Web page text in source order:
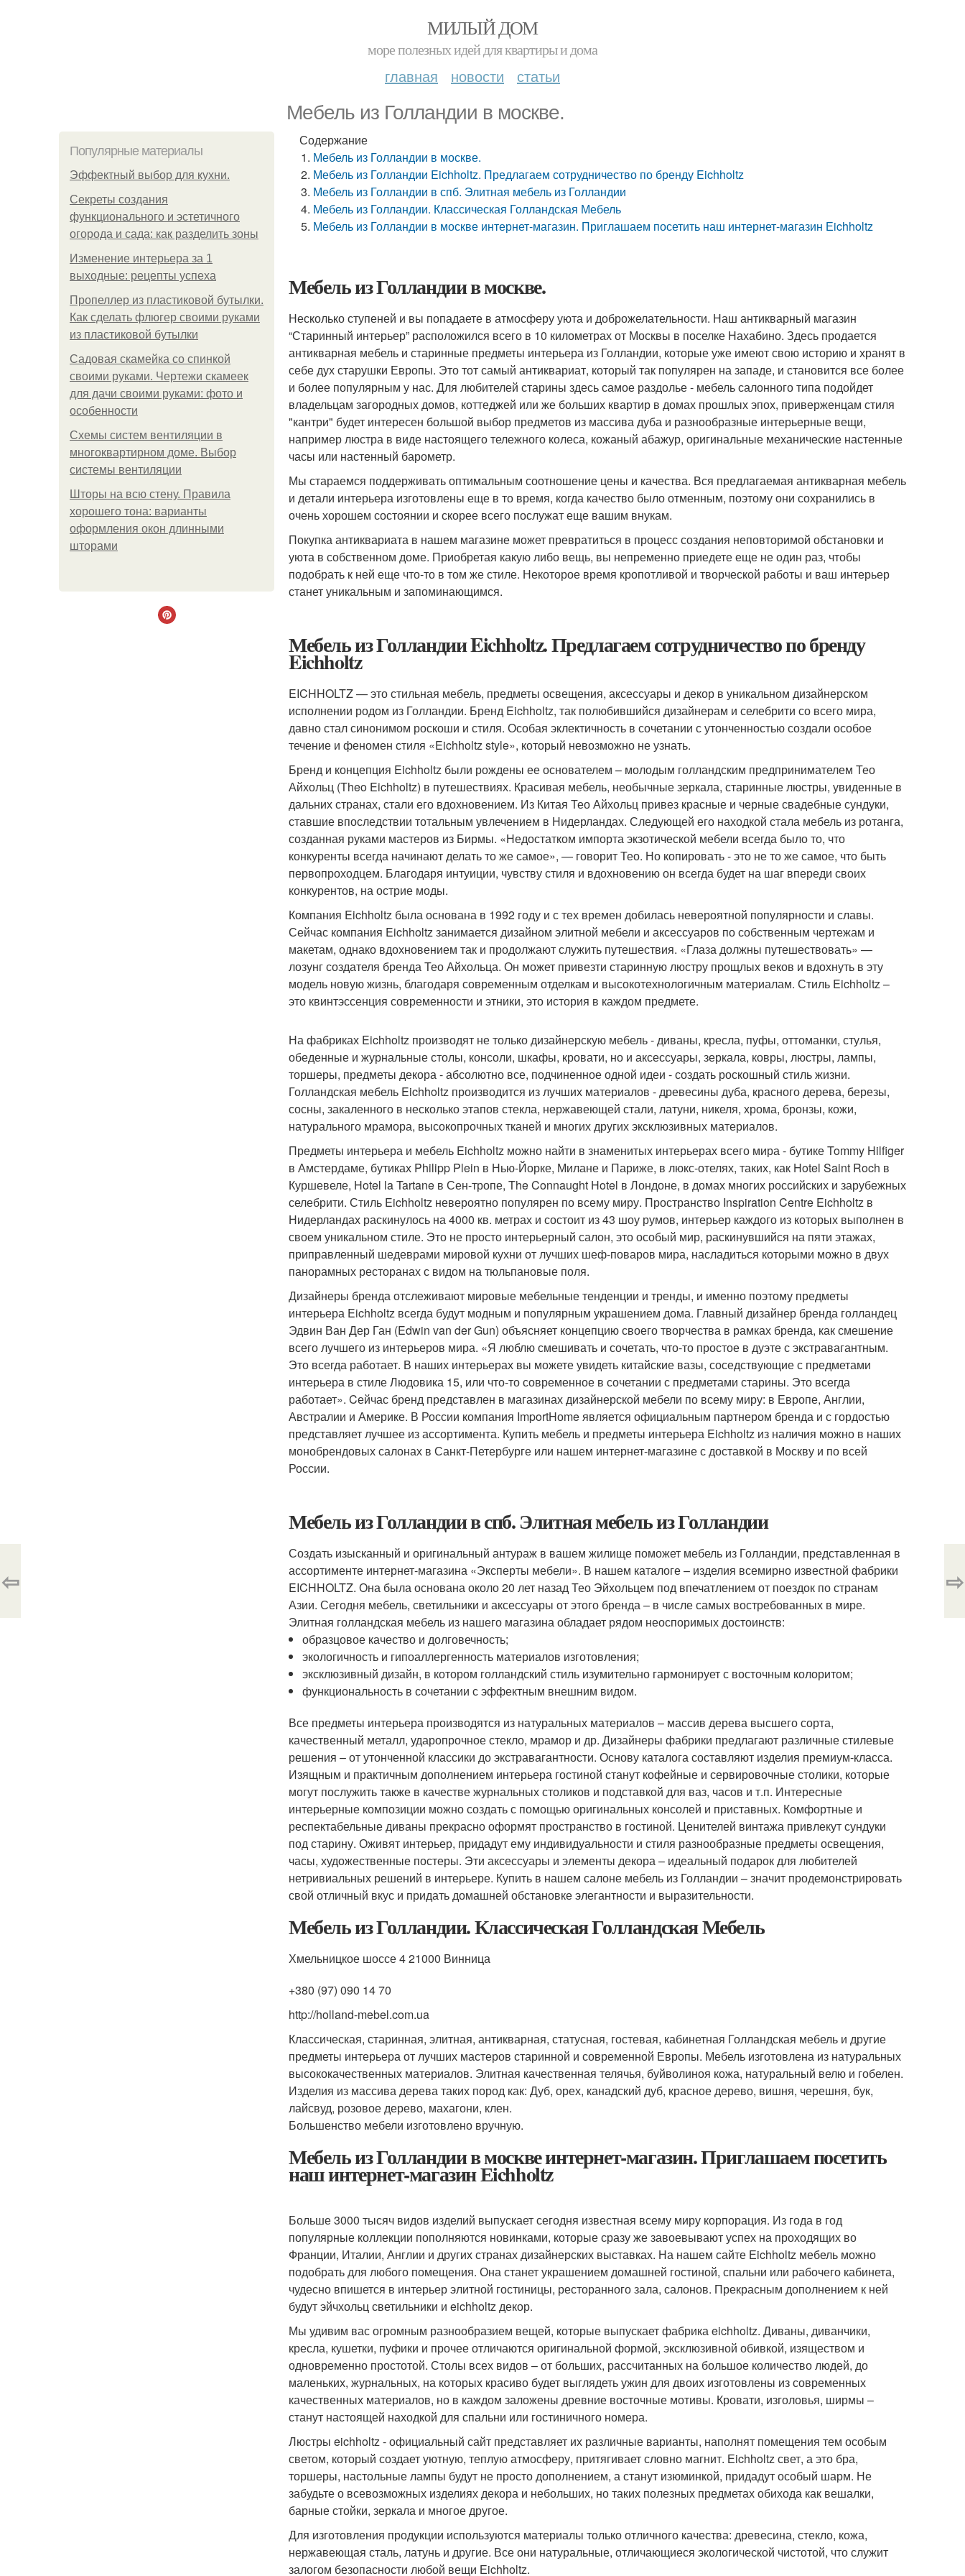
МИЛЫЙ ДОМ
море полезных идей для квартиры и дома
главная новости статьи
Мебель из Голландии в москве.
Популярные материалы
Эффектный выбор для кухни.
Секреты создания
функционального и эстетичного
огорода и сада: как разделить зоны
Изменение интерьера за 1
выходные: рецепты успеха
Пропеллер из пластиковой бутылки.
Как сделать флюгер своими руками
из пластиковой бутылки
Садовая скамейка со спинкой
своими руками. Чертежи скамеек
для дачи своими руками: фото и
особенности
Схемы систем вентиляции в
многоквартирном доме. Выбор
системы вентиляции
Шторы на всю стену. Правила
хорошего тона: варианты
оформления окон длинными
шторами
Содержание
Мебель из Голландии в москве.
Мебель из Голландии Eichholtz. Предлагаем сотрудничество по бренду Eichholtz
Мебель из Голландии в спб. Элитная мебель из Голландии
Мебель из Голландии. Классическая Голландская Мебель
Мебель из Голландии в москве интернет-магазин. Приглашаем посетить наш интернет-магазин Еichholtz
Мебель из Голландии в москве.
Несколько ступеней и вы попадаете в атмосферу уюта и доброжелательности. Наш антикварный магазин
“Старинный интерьер” расположился всего в 10 километрах от Москвы в поселке Нахабино. Здесь продается
антикварная мебель и старинные предметы интерьера из Голландии, которые уже имеют свою историю и хранят в
себе дух старушки Европы. Это тот самый антиквариат, который так популярен на западе, и становится все более
и более популярным у нас. Для любителей старины здесь самое раздолье - мебель салонного типа подойдет
владельцам загородных домов, коттеджей или же больших квартир в домах прошлых эпох, приверженцам стиля
"кантри" будет интересен большой выбор предметов из массива дуба и разнообразные интерьерные вещи,
например люстра в виде настоящего тележного колеса, кожаный абажур, оригинальные механические настенные
часы или настенный барометр.
Мы стараемся поддерживать оптимальным соотношение цены и качества. Вся предлагаемая антикварная мебель
и детали интерьера изготовлены еще в то время, когда качество было отменным, поэтому они сохранились в
очень хорошем состоянии и скорее всего послужат еще вашим внукам.
Покупка антиквариата в нашем магазине может превратиться в процесс создания неповторимой обстановки и
уюта в собственном доме. Приобретая какую либо вещь, вы непременно приедете еще не один раз, чтобы
подобрать к ней еще что-то в том же стиле. Некоторое время кропотливой и творческой работы и ваш интерьер
станет уникальным и запоминающимся.
Мебель из Голландии Eichholtz. Предлагаем сотрудничество по бренду
Eichholtz
EICHHOLTZ — это стильная мебель, предметы освещения, аксессуары и декор в уникальном дизайнерском
исполнении родом из Голландии. Бренд Eichholtz, так полюбившийся дизайнерам и селебрити со всего мира,
давно стал синонимом роскоши и стиля. Особая эклектичность в сочетании с утонченностью создали особое
течение и феномен стиля «Eichholtz style», который невозможно не узнать.
Бренд и концепция Eichholtz были рождены ее основателем – молодым голландским предпринимателем Тео
Айхольц (Theo Eichholtz) в путешествиях. Красивая мебель, необычные зеркала, старинные люстры, увиденные в
дальних странах, стали его вдохновением. Из Китая Тео Айхольц привез красные и черные свадебные сундуки,
ставшие впоследствии тотальным увлечением в Нидерландах. Следующей его находкой стала мебель из ротанга,
созданная руками мастеров из Бирмы. «Недостатком импорта экзотической мебели всегда было то, что
конкуренты всегда начинают делать то же самое», — говорит Тео. Но копировать - это не то же самое, что быть
первопроходцем. Благодаря интуиции, чувству стиля и вдохновению он всегда будет на шаг впереди своих
конкурентов, на острие моды.
Компания Eichholtz была основана в 1992 году и с тех времен добилась невероятной популярности и славы.
Сейчас компания Eichholtz занимается дизайном элитной мебели и аксессуаров по собственным чертежам и
макетам, однако вдохновением так и продолжают служить путешествия. «Глаза должны путешествовать» —
лозунг создателя бренда Тео Айхольца. Он может привезти старинную люстру прощлых веков и вдохнуть в эту
модель новую жизнь, благодаря современным отделкам и высокотехнологичным материалам. Стиль Eichholtz –
это квинтэссенция современности и этники, это история в каждом предмете.
На фабриках Eichholtz производят не только дизайнерскую мебель - диваны, кресла, пуфы, оттоманки, стулья,
обеденные и журнальные столы, консоли, шкафы, кровати, но и аксессуары, зеркала, ковры, люстры, лампы,
торшеры, предметы декора - абсолютно все, подчиненное одной идеи - создать роскошный стиль жизни.
Голландская мебель Eichholtz производится из лучших материалов - древесины дуба, красного дерева, березы,
сосны, закаленного в несколько этапов стекла, нержавеющей стали, латуни, никеля, хрома, бронзы, кожи,
натурального мрамора, высокопрочных тканей и многих других эксклюзивных материалов.
Предметы интерьера и мебель Eichholtz можно найти в знаменитых интерьерах всего мира - бутике Tommy Hilfiger
в Амстердаме, бутиках Philipp Plein в Нью-Йорке, Милане и Париже, в люкс-отелях, таких, как Hotel Saint Roch в
Куршевеле, Hotel la Tartane в Сен-тропе, The Connaught Hotel в Лондоне, в домах многих российских и зарубежных
селебрити. Стиль Eichholtz невероятно популярен по всему миру. Пространство Inspiration Centre Eichholtz в
Нидерландах раскинулось на 4000 кв. метрах и состоит из 43 шоу румов, интерьер каждого из которых выполнен в
своем уникальном стиле. Это не просто интерьерный салон, это особый мир, раскинувшийся на пяти этажах,
приправленный шедеврами мировой кухни от лучших шеф-поваров мира, насладиться которыми можно в двух
панорамных ресторанах с видом на тюльпановые поля.
Дизайнеры бренда отслеживают мировые мебельные тенденции и тренды, и именно поэтому предметы
интерьера Eichholtz всегда будут модным и популярным украшением дома. Главный дизайнер бренда голландец
Эдвин Ван Дер Ган (Edwin van der Gun) объясняет концепцию своего творчества в рамках бренда, как смешение
всего лучшего из интерьеров мира. «Я люблю смешивать и сочетать, что-то простое в дуэте с экстравагантным.
Это всегда работает. В наших интерьерах вы можете увидеть китайские вазы, соседствующие с предметами
интерьера в стиле Людовика 15, или что-то современное в сочетании с предметами старины. Это всегда
работает». Cейчас бренд представлен в магазинах дизайнерской мебели по всему миру: в Европе, Англии,
Австралии и Америке. В России компания ImportHоme является официальным партнером бренда и с гордостью
представляет лучшее из ассортимента. Купить мебель и предметы интерьера Eichholtz из наличия можно в наших
монобрендовых салонах в Санкт-Петербурге или нашем интернет-магазине с доставкой в Москву и по всей
России.
Мебель из Голландии в спб. Элитная мебель из Голландии
Создать изысканный и оригинальный антураж в вашем жилище поможет мебель из Голландии, представленная в
ассортименте интернет-магазина «Эксперты мебели». В нашем каталоге – изделия всемирно известной фабрики
EICHHOLTZ. Она была основана около 20 лет назад Тео Эйхольцем под впечатлением от поездок по странам
Азии. Сегодня мебель, светильники и аксессуары от этого бренда – в числе самых востребованных в мире.
Элитная голландская мебель из нашего магазина обладает рядом неоспоримых достоинств:
образцовое качество и долговечность;
экологичность и гипоаллергенность материалов изготовления;
эксклюзивный дизайн, в котором голландский стиль изумительно гармонирует с восточным колоритом;
функциональность в сочетании с эффектным внешним видом.
Все предметы интерьера производятся из натуральных материалов – массив дерева высшего сорта,
качественный металл, ударопрочное стекло, мрамор и др. Дизайнеры фабрики предлагают различные стилевые
решения – от утонченной классики до экстравагантности. Основу каталога составляют изделия премиум-класса.
Изящным и практичным дополнением интерьера гостиной станут кофейные и сервировочные столики, которые
могут послужить также в качестве журнальных столиков и подставкой для ваз, часов и т.п. Интересные
интерьерные композиции можно создать с помощью оригинальных консолей и приставных. Комфортные и
респектабельные диваны прекрасно оформят пространство в гостиной. Ценителей винтажа привлекут сундуки
под старину. Оживят интерьер, придадут ему индивидуальности и стиля разнообразные предметы освещения,
часы, художественные постеры. Эти аксессуары и элементы декора – идеальный подарок для любителей
нетривиальных решений в интерьере. Купить в нашем салоне мебель из Голландии – значит продемонстрировать
свой отличный вкус и придать домашней обстановке элегантности и выразительности.
Мебель из Голландии. Классическая Голландская Мебель
Хмельницкое шоссе 4 21000 Винница
+380 (97) 090 14 70
http://holland-mebel.com.ua
Классическая, старинная, элитная, антикварная, статусная, гостевая, кабинетная Голландская мебель и другие
предметы интерьера от лучших мастеров старинной и современной Европы. Мебель изготовлена из натуральных
высококачественных материалов. Элитная качественная телячья, буйволиноя кожа, натуральный велю и гобелен.
Изделия из массива дерева таких пород как: Дуб, орех, канадский дуб, красное дерево, вишня, черешня, бук,
лайсвуд, розовое дерево, махагони, клен.
Большенство мебели изготовлено вручную.
Мебель из Голландии в москве интернет-магазин. Приглашаем посетить
наш интернет-магазин Еichholtz
Больше 3000 тысяч видов изделий выпускает сегодня известная всему миру корпорация. Из года в год
популярные коллекции пополняются новинками, которые сразу же завоевывают успех на проходящих во
Франции, Италии, Англии и других странах дизайнерских выставках. На нашем сайте Еichholtz мебель можно
подобрать для любого помещения. Она станет украшением домашней гостиной, спальни или рабочего кабинета,
чудесно впишется в интерьер элитной гостиницы, ресторанного зала, салонов. Прекрасным дополнением к ней
будут эйчхольц светильники и eichholtz декор.
Мы удивим вас огромным разнообразием вещей, которые выпускает фабрика eichholtz. Диваны, диванчики,
кресла, кушетки, пуфики и прочее отличаются оригинальной формой, эксклюзивной обивкой, изяществом и
одновременно простотой. Столы всех видов – от больших, рассчитанных на большое количество людей, до
маленьких, журнальных, на которых красиво будет выглядеть ужин для двоих изготовлены из современных
качественных материалов, но в каждом заложены древние восточные мотивы. Кровати, изголовья, ширмы –
станут настоящей находкой для спальни или гостиничного номера.
Люстры eichholtz - официальный сайт представляет их различные варианты, наполнят помещения тем особым
светом, который создает уютную, теплую атмосферу, притягивает словно магнит. Еichholtz свет, а это бра,
торшеры, настольные лампы будут не просто дополнением, а станут изюминкой, придадут особый шарм. Не
забудьте о всевозможных изделиях декора и небольших, но таких полезных предметах обихода как вешалки,
барные стойки, зеркала и многое другое.
Для изготовления продукции используются материалы только отличного качества: древесина, стекло, кожа,
нержавеющая сталь, латунь и другие. Все они натуральные, отличающиеся экологической чистотой, что служит
залогом безопасности любой вещи Еichholtz.
⇦ ⇨